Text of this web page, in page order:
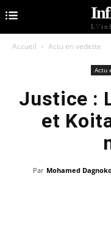
Accueil Actu en vedette
Actu
Justice :
et
Par Mohamed